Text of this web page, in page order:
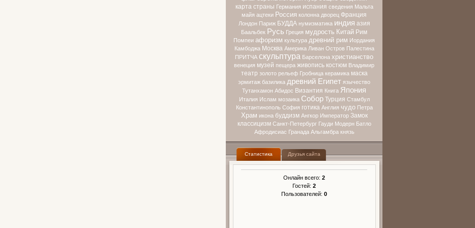
карта страны Германия испания сведения Мальта
майя ацтеки Россия колонна дворец Франция
Лондон Париж БУДДА нумизматика индия азия
Баальбек Русь Греция мудрость Китай Рим
Помпеи афоризм культура древний рим Иордания
Камбоджа Москва Америка Ливан Остров Палестина
ПРИТЧА скульптура Барселона христианство
венеция музей пещера живопись костюм Владимир
театр золото рельеф Гробница керамика маска
эрмитаж базилика древний Египет язычество
Тутанхамон Абидос Византия Книга Япония
Италия Ислам мозаика Собор Турция Стамбул
Константинополь София готика Англия чудо Петра
Храм икона буддизм Ангкор Император Замок
классицизм Санкт-Петербург Гауди Модерн Батло
Афродисиас Гранада Альгамбра князь
Статистика Друзья сайта
Онлайн всего: 2
Гостей: 2
Пользователей: 0